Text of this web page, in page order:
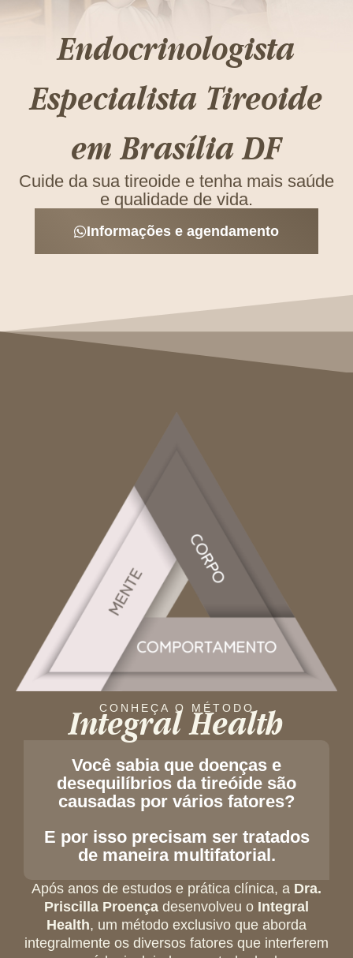
Endocrinologista
Especialista Tireoide
em Brasília DF
Cuide da sua tireoide e tenha mais saúde
e qualidade de vida.
Informações e agendamento
CONHEÇA O MÉTODO
Integral Health
Você sabia que doenças e
desequilíbrios da tireóide são
causadas por vários fatores?
E por isso precisam ser tratados
de maneira multifatorial.
Após anos de estudos e prática clínica, a Dra.
Priscilla Proença desenvolveu o Integral
Health, um método exclusivo que aborda
integralmente os diversos fatores que interferem